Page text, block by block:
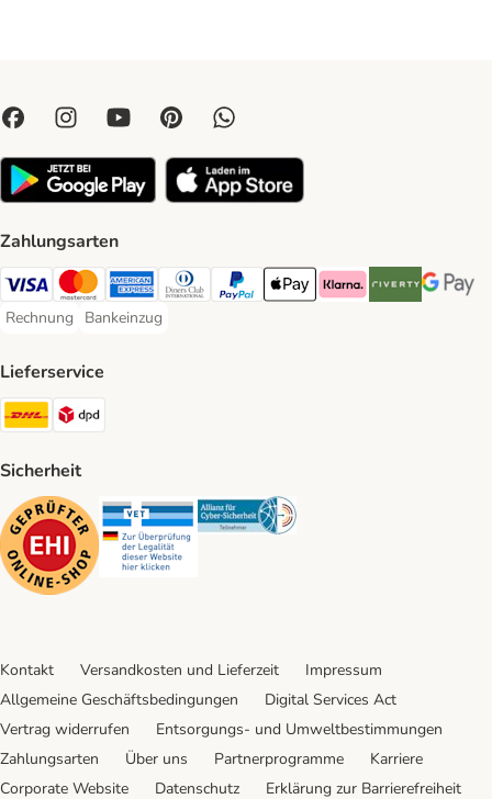
Zahlungsarten
Visa Payment Method
Mastercard Payment Method
American Express Payment Method
Diners Club Payment Method
PayPal Payment Method
Apple Pay Payment Method
Klarna Payment Method
Riverty Payment
Google
Rechnung
Rechnung Payment Method
Bankeinzug
Bankeinzug Payment Method
Lieferservice
DHL Shipping Method
Sicherheit
Security Security Security
Kontakt Versandkosten und Lieferzeit
Impressum
Allgemeine Geschäftsbedingungen
Digital Services Act
Vertrag widerrufen
Entsorgungs- und Umweltbestimmungen
Zahlungsarten
Über uns Partnerprogramme
Karriere
Corporate Website
Datenschutz Erklärung zur Barrierefreiheit